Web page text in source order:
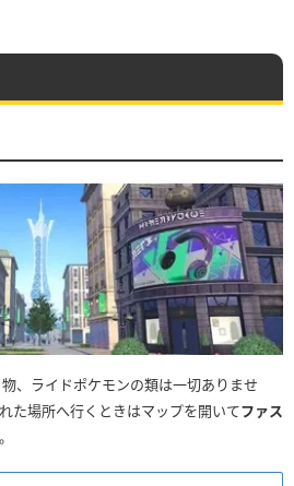
、ライドポケモンの類は一切ありませ
た場所へ行くときはマップを開いてファス